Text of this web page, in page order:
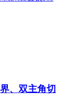
、双主角切